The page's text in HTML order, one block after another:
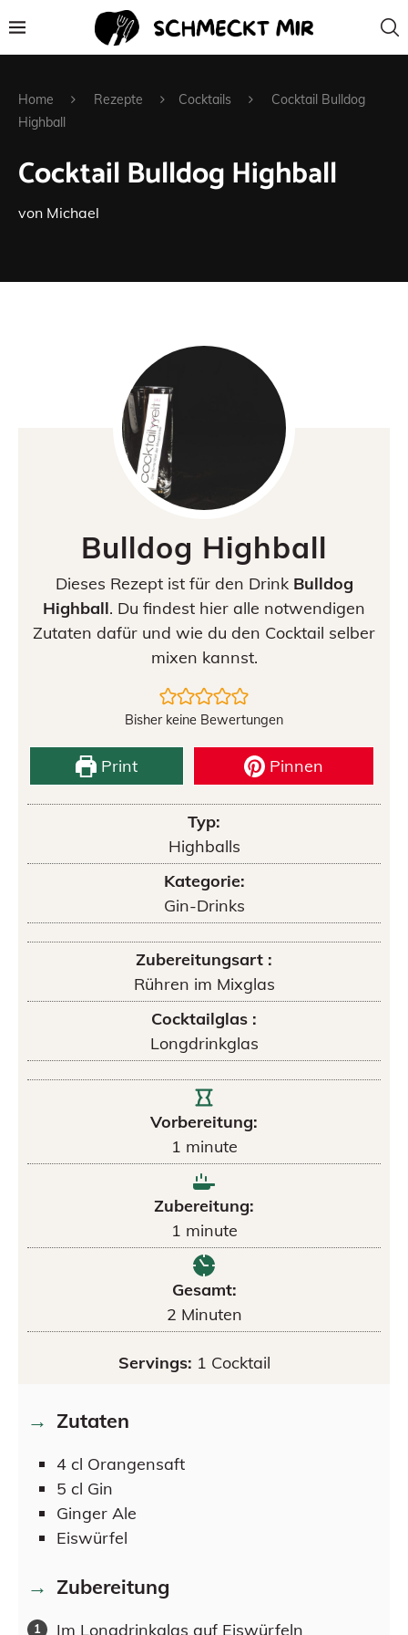
Home Rezepte Cocktails
Cocktail Bulldog
Highball
Cocktail Bulldog Highball
von Michael
Bulldog Highball
Dieses Rezept ist für den Drink Bulldog
Highball. Du findest hier alle notwendigen
Zutaten dafür und wie du den Cocktail selber
mixen kannst.
Bisher keine Bewertungen
Print Pinnen
Typ:
Highballs
Kategorie:
Gin-Drinks
Zubereitungsart :
Rühren im Mixglas
Cocktailglas :
Longdrinkglas
Vorbereitung:
1 minute
Zubereitung:
1 minute
Gesamt:
2 Minuten
Servings: 1 Cocktail
Zutaten
4 cl Orangensaft
5 cl Gin
Ginger Ale
Eiswürfel
Zubereitung
Im Longdrinkglas auf Eiswürfeln